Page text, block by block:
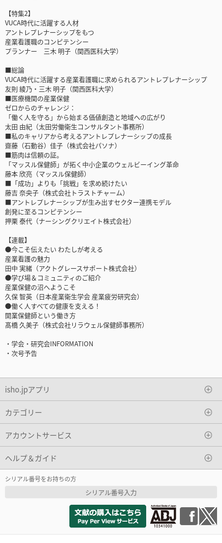
【特集2】
VUCA時代に活躍する人材
アントレプレナーシップをもつ
産業看護職のコンピテンシー
プランナー 三木 明子（関西医科大学）
■総論
VUCA時代に活躍する産業看護職に求められるアントレプレナーシップ
友則 綾乃・三木 明子（関西医科大学）
■医療機関の産業保健
ゼロからのチャレンジ：
「働く人を守る」から始まる価値創造と地域への広がり
太田 由紀（太田労働衛生コンサルタント事務所）
■私のキャリアから考えるアントレプレナーシップの成長
齋藤（石動谷）佳子（株式会社パソナ）
■筋肉は信頼の証。
「マッスル保健師」が拓く中小企業のウェルビーイング革命
藤本 欣亮（マッスル保健師）
■「成功」よりも「挑戦」を求め続けたい
藤吉 奈央子（株式会社トラストチャーム）
■アントレプレナーシップが生み出すセクター連携モデル
創発に至るコンピテンシー
押栗 泰代（ナーシングクリエイト株式会社）
【連載】
●今こそ伝えたい わたしが考える
産業看護の魅力
田中 実緒（アクトグレースサポート株式会社）
●学び場＆コミュニティのご紹介
産業保健の沼へようこそ
久保 智英（日本産業衛生学会 産業疲労研究会）
●働く人すべての健康を支える！
開業保健師という働き方
髙橋 久美子（株式会社リラウェル保健師事務所）
・学会・研究会INFORMATION
・次号予告
isho.jpアプリ
カテゴリー
アカウントサービス
ヘルプ＆ガイド
シリアル番号をお持ちの方
シリアル番号入力